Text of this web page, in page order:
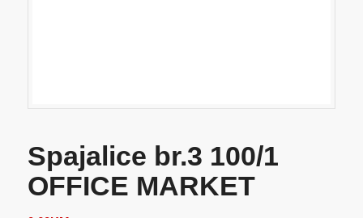
Spajalice br.3 100/1
OFFICE MARKET